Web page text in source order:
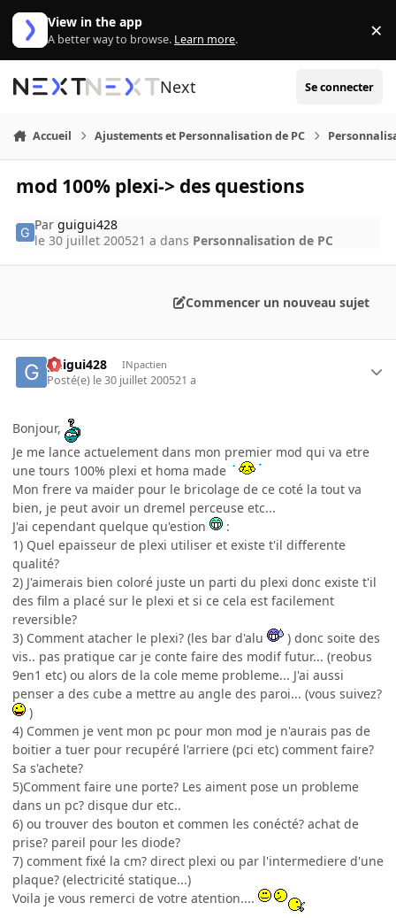
Aller au contenu
View in the app
A better way to browse. Learn more. ×
Next Se connecter
Accueil Ajustements et Personnalisation de PC
mod 100% plexi-> des questions
Parguigui428
le 30 juillet 200521 a dans Personnalisation de PC
Commencer un nouveau sujet
guigui428 INpactien
Posté(e) le 30 juillet 200521 a
Bonjour,
Je me lance actuelement dans mon premier mod qui va etre
une tours 100% plexi et homa made
Mon frere va maider pour le bricolage de ce coté la tout va
bien, je peut avoir un dremel perceuse etc...
J'ai cependant quelque qu'estion
:
1) Quel epaisseur de plexi utiliser et existe t'il differente
qualité?
2) J'aimerais bien coloré juste un parti du plexi donc existe t'il
des film a placé sur le plexi et si ce cela est facilement
reversible?
3) Comment atacher le plexi? (les bar d'alu
) donc soite des
vis.. pas pratique car je conte faire des modif futur... (reobus
9en1 etc) ou alors de la cole meme probleme... J'ai aussi
penser a des cube a mettre au angle des paroi... (vous suivez?
)
4) Commen je vent mon pc pour mon mod je n'aurais pas de
boitier a tuer pour recupéré l'arriere (pci etc) comment faire?
Sa s'achete?
5)Comment faire une porte? Les aiment pose un probleme
dans un pc? disque dur etc..
6) ou trouver des bouton et commen les conécté? achat de
prise? pareil pour les diode?
7) comment fixé la cm? direct plexi ou par l'intermediere d'une
plaque? (electricité statique...)
Voila je vous remerci de votre atention....